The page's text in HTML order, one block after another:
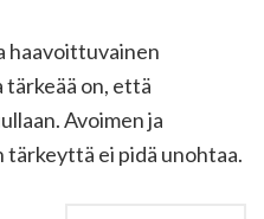
haavoittuvainen
tärkeää on, että
Avoimen ja
ei pidä unohtaa.